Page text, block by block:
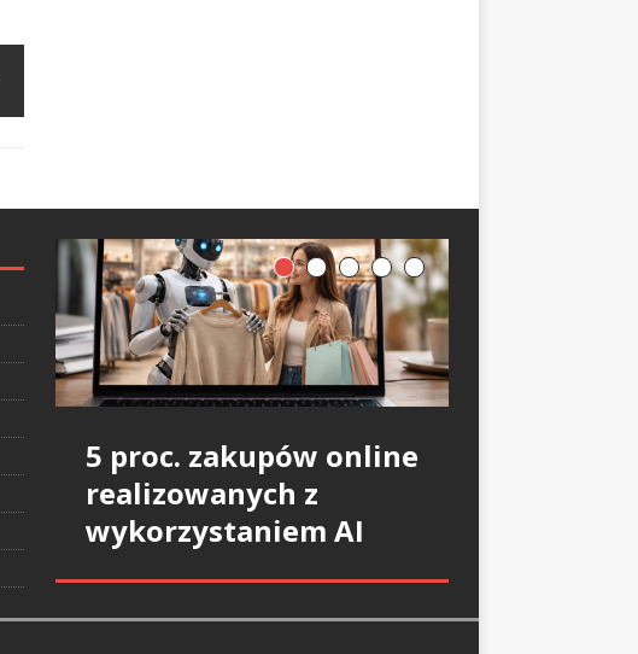
5 proc. zakupów online
realizowanych z
wykorzystaniem AI